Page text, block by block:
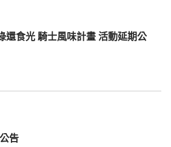
還食光 騎士風味計畫 活動延期公
告